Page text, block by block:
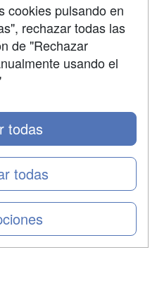
cookies pulsando en
rechazar todas las
de "Rechazar
usando el
todas
todas